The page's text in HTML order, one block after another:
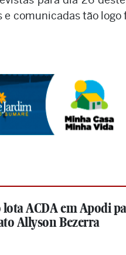
e comunicadas tão logo
ACDA em Apodi
Allyson Bezerra